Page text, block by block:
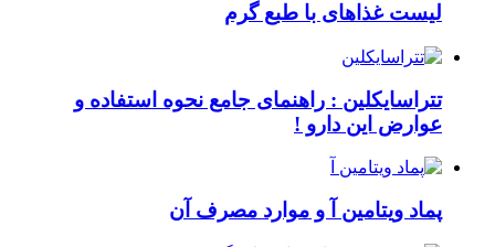
لیست غذاهای با طبع گرم
تتراسایکلین : راهنمای جامع نحوه استفاده و
عوارض این دارو !
پماد ویتامین آ و موارد مصرف آن